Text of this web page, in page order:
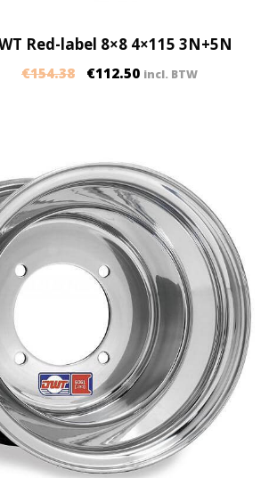
Red-label 8×8 4×115 3N+5N
€154.38 €112.50 incl. BTW